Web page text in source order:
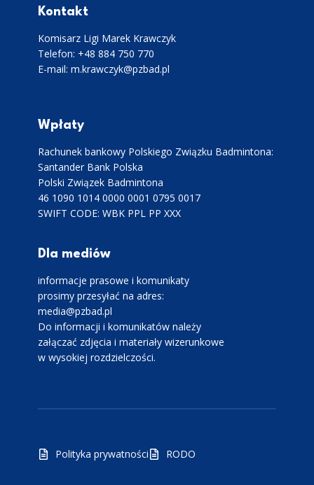
Kontakt
Komisarz Ligi Marek Krawczyk
Telefon: +48 884 750 770
E-mail: m.krawczyk@pzbad.pl
Wpłaty
Rachunek bankowy Polskiego Związku Badmintona:
Santander Bank Polska
Polski Związek Badmintona
46 1090 1014 0000 0001 0795 0017
SWIFT CODE: WBK PPL PP XXX
Dla mediów
informacje prasowe i komunikaty
prosimy przesyłać na adres:
media@pzbad.pl
Do informacji i komunikatów należy
załączać zdjęcia i materiały wizerunkowe
w wysokiej rozdzielczości.
Polityka prywatności RODO